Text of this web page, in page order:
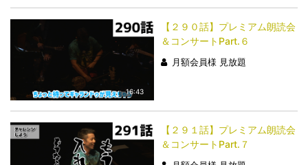
16:43
【２９０話】プレミアム朗読会
＆コンサートPart.６
月額会員様 見放題
【２９１話】プレミアム朗読会
＆コンサートPart.７